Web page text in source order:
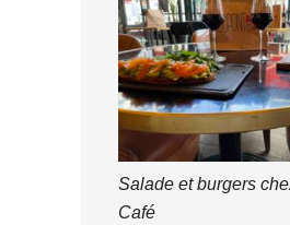
Salade et burgers
Café